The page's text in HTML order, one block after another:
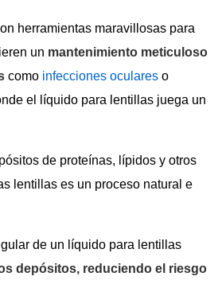
herramientas maravillosas para
un mantenimiento meticuloso
como infecciones oculares o
el líquido para lentillas juega un
de proteínas, lípidos y otros
lentillas es un proceso natural e
de un líquido para lentillas
depósitos, reduciendo el riesgo